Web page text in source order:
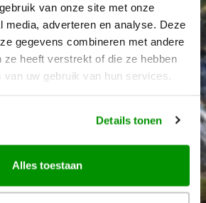
van onze site met onze
media, adverteren en analyse. Deze
gegevens combineren met andere
ze heeft verstrekt of die ze hebben
uw gebruik van hun services.
Details tonen
Alles toestaan